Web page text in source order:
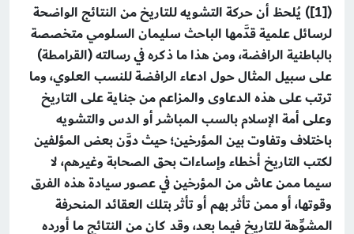
([1])
يُلحظ أن حركة التشويه للتاريخ من النتائج الواضحة
لرسائل علمية قدَّمها الباحث سليمان السلومي متخصصة
بالباطنية الرافضة، ومن هذا ما ذكره في رسالته (القرامطة)
على سبيل المثال حول ادعاء الرافضة للنسب العلوي، وما
ترتب على هذه الدعاوى والمزاعم من جناية على التاريخ
وعلى أمة الإسلام بالسب المباشر أو الدس والتشويه
باختلاف وتفاوت بين المؤرخين؛ حيث دوَّن بعض المؤلفين
لكتب التاريخ أخطاء وإساءات بحق الصحابة وغيرهم، لا
سيما ممن عاش من المؤرخين في عصور سيادة هذه الفرق
وقوتها، أو ممن تأثر بهم أو تأثر بتلك العقائد المنحرفة
المشوِّهة للتاريخ فيما بعد، وقد كان من النتائج ما أورده